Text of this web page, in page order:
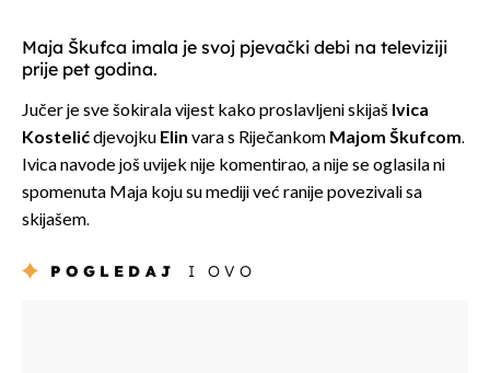
Maja Škufca imala je svoj pjevački debi na televiziji
prije pet godina.
Jučer je sve šokirala vijest kako proslavljeni skijaš Ivica
Kostelićdjevojku Elin vara s Riječankom Majom Škufcom.
Ivica navode još uvijek nije komentirao, a nije se oglasila ni
spomenuta Maja koju su mediji već ranije povezivali sa
skijašem.
POGLEDAJ I OVO